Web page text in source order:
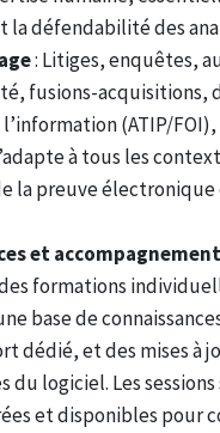
la défendabilité des
: Litiges, enquêtes,
fusions-acquisitions,
l’information (ATIP/
à tous les
la preuve électronique
et accompagnement
formations
base de
dédié, et des mises à
du logiciel. Les
et disponibles pour